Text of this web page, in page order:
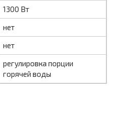
1300 Вт
нет
нет
регулировка порции
горячей воды